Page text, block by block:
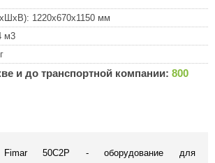
1220x670x1150 мм
м3
и до транспортной компании: 800
Fimar 50C2P - оборудование для